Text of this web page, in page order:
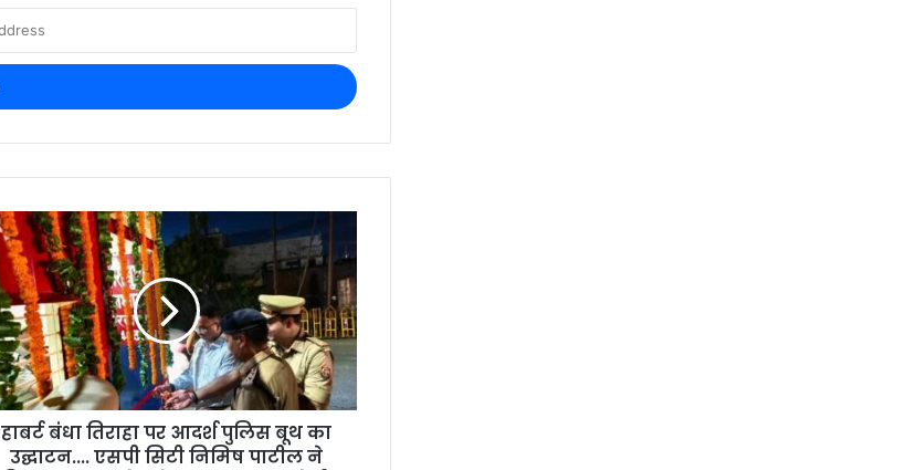
हाबर्ट बंधा तिराहा पर आदर्श पुलिस बूथ का
उद्घाटन.... एसपी सिटी निमिष पाटील ने